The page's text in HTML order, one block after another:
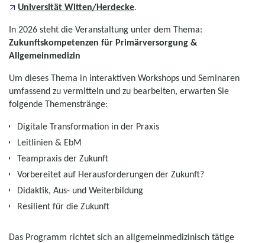
Universität Witten/Herdecke.
In 2026 steht die Veranstaltung unter dem Thema:
Zukunftskompetenzen für Primärversorgung &
Allgemeinmedizin
Um dieses Thema in interaktiven Workshops und Seminaren
umfassend zu vermitteln und zu bearbeiten, erwarten Sie
folgende Themenstränge:
Digitale Transformation in der Praxis
Leitlinien & EbM
Teampraxis der Zukunft
Vorbereitet auf Herausforderungen der Zukunft?
Didaktik, Aus- und Weiterbildung
Resilient für die Zukunft
Das Programm richtet sich an allgemeinmedizinisch tätige